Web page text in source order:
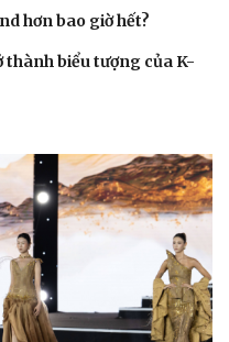
Cửa sổ tình yêu
Kể chuyện cho bé
Hạt giống tâm hồn
hơn bao giờ hết?
biểu tượng của K-